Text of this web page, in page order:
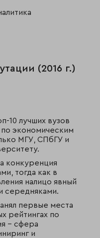
(2016 г.)
10 лучших вузов
по экономическим
МГУ, СПбГУ и
конкуренция
тогда как в
налицо явный
середняками.
первые места
рейтингах по
- сфера
и